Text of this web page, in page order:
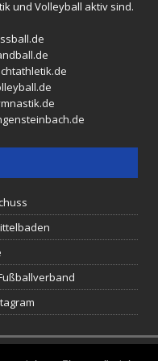
und Volleyball aktiv sind.